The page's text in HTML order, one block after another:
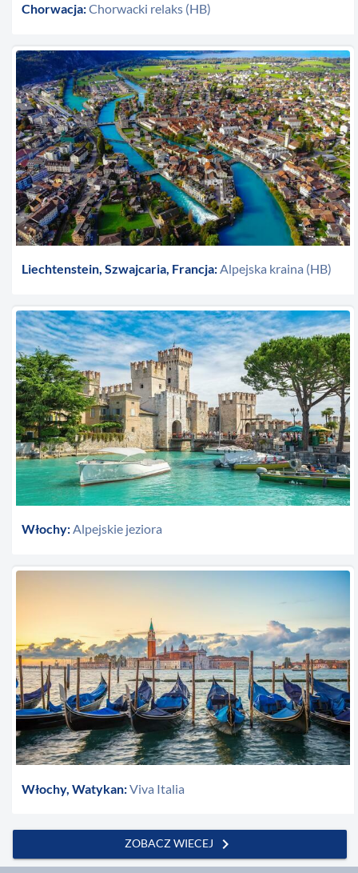
Chorwacja:Chorwacki relaks (HB)
Liechtenstein, Szwajcaria, Francja:Alpejska kraina (HB)
Włochy:Alpejskie jeziora
Włochy, Watykan:Viva Italia
ZOBACZ WIECEJ chevron_right